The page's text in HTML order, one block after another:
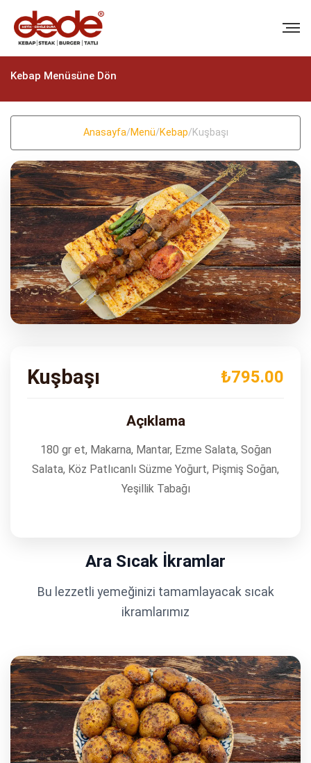
BIZI ARAYIN
+90 (322) 235 57 58
+90 (322) 235 57 58
EMAIL
info@dedekebap.com.tr
ADRES
Kebap Menüsüne Dön
Anasayfa/Menü/Kebap/Kuşbaşı
Kuşbaşı ₺795.00
Açıklama
180 gr et, Makarna, Mantar, Ezme Salata, Soğan
Salata, Köz Patlıcanlı Süzme Yoğurt, Pişmiş Soğan,
Yeşillik Tabağı
Ara Sıcak İkramlar
Bu lezzetli yemeğinizi tamamlayacak sıcak
ikramlarımız